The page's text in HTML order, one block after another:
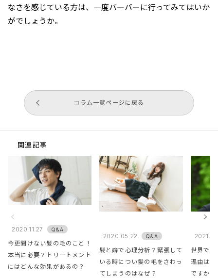
なさを感じている方は、一度バーバーに行ってみてはいか
がでしょうか。
コラム一覧ページに戻る
関連記事
2020.11.27 Q&A
今更聞けない髪の毛のこと！
本当に必要？トリートメント
にはどんな効果があるの？
2020.05.22 Q&A
髪と癖で心理分析？緊張して
いる時につい髪の毛をさわっ
てしまうのはなぜ？
世界で
理由は？
ですか？